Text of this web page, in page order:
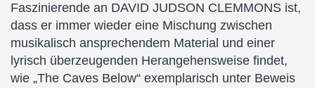
Faszinierende an DAVID JUDSON CLEMMONS ist,
dass er immer wieder eine Mischung zwischen
musikalisch ansprechendem Material und einer
lyrisch überzeugenden Herangehensweise findet,
wie „The Caves Below“ exemplarisch unter Beweis